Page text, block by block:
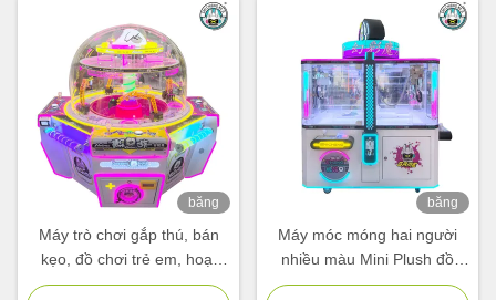
băng
Máy trò chơi gắp thú, bán
kẹo, đồ chơi trẻ em, hoạt
động bằng xu
băng
Máy móc móng hai người
nhiều màu Mini Plush đồ
chơi Máy cẩu